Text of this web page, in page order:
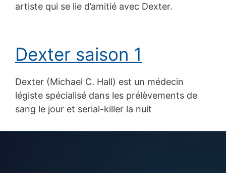
artiste qui se lie d’amitié avec Dexter.
Dexter saison 1
Dexter (Michael C. Hall) est un médecin
légiste spécialisé dans les prélèvements de
sang le jour et serial-killer la nuit